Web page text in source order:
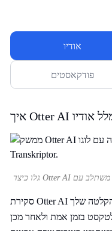
אודיו
פודקאסטים
שלך
לטקסט בזמן אמת ולאחר מכן